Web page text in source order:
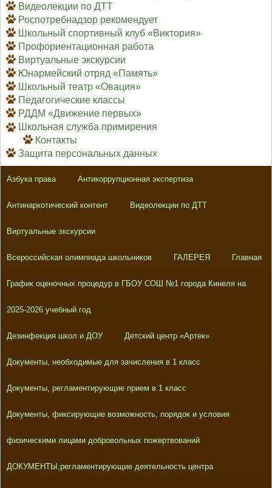
Видеолекции по ДТТ
Роспотребнадзор рекомендует
Школьный спортивный клуб «Виктория»
Профориентационная работа
Виртуальные экскурсии
Юнармейский отряд «Память»
Школьный театр «Овация»
Педагогические классы
РДДМ «Движение первых»
Школьная служба примирения
Контакты
Защита персональных данных
Азбука права Антикоррупционная экспертиза
Антинаркотический контент Видеолекции по ДТТ
Виртуальные экскурсии
Всероссийская олимпиада школьников ГАЛЕРЕЯ Главная
График оценочных процедур в ГБОУ СОШ №1 города Кинеля на
2025-2026 учебный год
Дезинфекция школ и ДОУ Детский центр «Артек»
Документы, необходимые для зачисления в 1 класс
Документы, регламентирующие прием в 1 класс
Документы, фиксирующие возможность, порядок и условия
физическими лицами добровольных пожертвований
ДОКУМЕНТЫ,регламентирующие деятельность центра